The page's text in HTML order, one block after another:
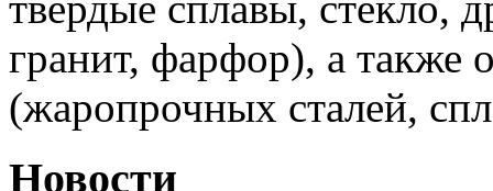
гранит, фарфор), а также
(жаропрочных сталей,
Новости